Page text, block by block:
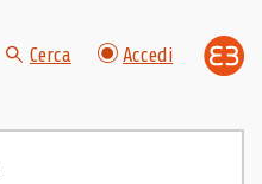
Cerca Accedi